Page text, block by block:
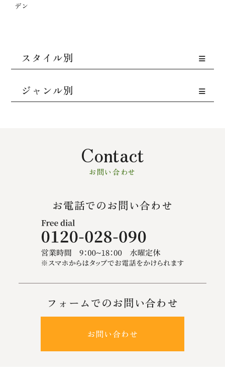
デン
スタイル別
ジャンル別
Contact
お問い合わせ
お電話でのお問い合わせ
フォームでのお問い合わせ
お問い合わせ